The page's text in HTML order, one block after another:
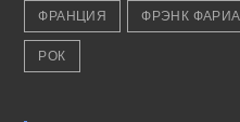
ФРАНЦИЯ ФРЭНК
РОК